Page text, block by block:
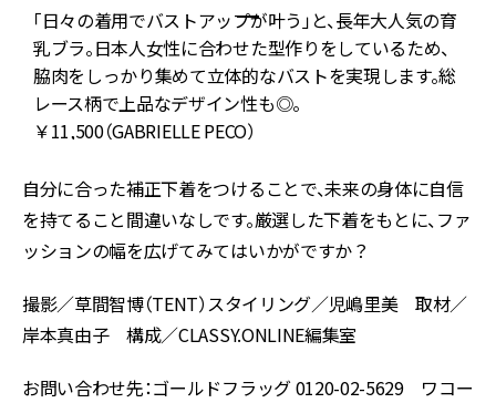
「日々の着用でバストアップが叶う」と、長年大人気の育
乳ブラ。日本人女性に合わせた型作りをしているため、
脇肉をしっかり集めて立体的なバストを実現します。総
レース柄で上品なデザイン性も◎。
￥11,500（GABRIELLE PECO）
自分に合った補正下着をつけることで、未来の身体に自信
を持てること間違いなしです。厳選した下着をもとに、ファ
ッションの幅を広げてみてはいかがですか？
撮影／草間智博（TENT）スタイリング／児嶋里美 取材／
岸本真由子 構成／CLASSY.ONLINE編集室
お問い合わせ先：ゴールドフラッグ 0120-02-5629 ワコー